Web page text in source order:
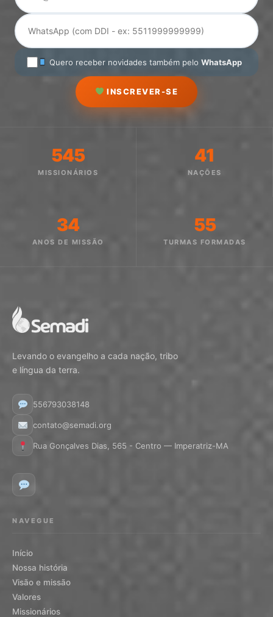
Quero receber novidades também pelo WhatsApp
INSCREVER-SE
545
MISSIONÁRIOS
41
NAÇÕES
34
ANOS DE MISSÃO
55
TURMAS FORMADAS
Levando o evangelho a cada nação, tribo
e língua da terra.
556793038148
contato@semadi.org
Rua Gonçalves Dias, 565 - Centro — Imperatriz-MA
NAVEGUE
Início
Nossa história
Visão e missão
Valores
Missionários